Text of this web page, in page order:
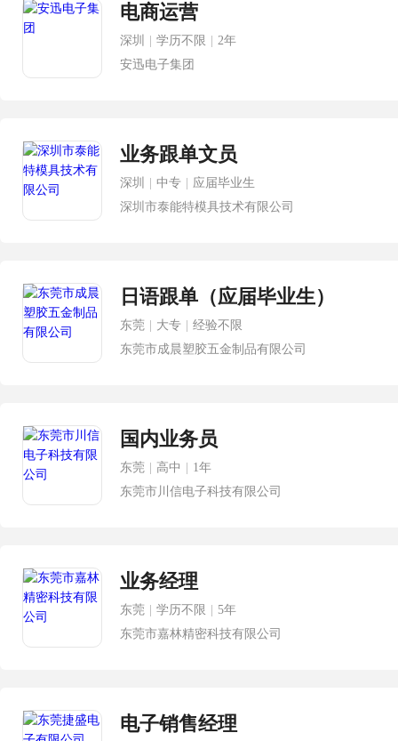
电商运营
深圳 学历不限
2年
安迅电子集团
业务跟单文员
深圳 中专
应届毕业生
深圳市泰能特模具技术有限公司
日语跟单（应届毕业生）
东莞 大专
经验不限
东莞市成晨塑胶五金制品有限公司
国内业务员
东莞 高中
1年
东莞市川信电子科技有限公司
业务经理
东莞 学历不限
5年
东莞市嘉林精密科技有限公司
电子销售经理